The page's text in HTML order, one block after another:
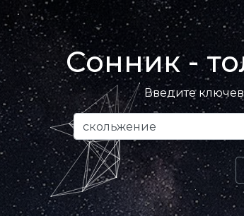
Сонник -
Введите